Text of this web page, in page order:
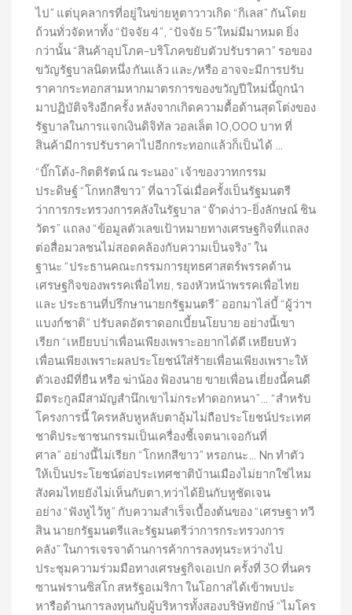
ไป” แต่บุคลากรที่อยู่ในข่ายหูตาวาวเกิด “กิเลส” กันโดย
ถ้วนทั่วจัดหาทั้ง “ปัจจัย 4”, “ปัจจัย 5”ใหม่มีมาหมด ยิ่ง
กว่านั้น “สินค้าอุปโภค-บริโภคขยับตัวปรับราคา” รอของ
ขวัญรัฐบาลนิดหนึ่ง กันแล้ว และ/หรือ อาจจะมีการปรับ
ราคากระทอกสามหากมาตรการของขวัญปีใหม่นี้ถูกนำ
มาปฏิบัติจริงอีกครั้ง หลังจากเกิดความดื้อด้านสุดโต่งของ
รัฐบาลในการแจกเงินดิจิทัล วอลเล็ต 10,000 บาท ที่
สินค้ามีการปรับราคาไปอีกกระทอกแล้วก็เป็นได้ …
“บิ๊กโต้ง-กิตติรัตน์ ณ ระนอง” เจ้าของวาทกรรม
ประดิษฐ์ “โกหกสีขาว” ที่ฉาวโฉ่เมื่อครั้งเป็นรัฐมนตรี
ว่าการกระทรวงการคลังในรัฐบาล “จ๊าดง่าว-ยิ่งลักษณ์ ชิน
วัตร” แถลง “ข้อมูลตัวเลขเป้าหมายทางเศรษฐกิจที่แถลง
ต่อสื่อมวลชนไม่สอดคล้องกับความเป็นจริง” ใน
ฐานะ “ประธานคณะกรรมการยุทธศาสตร์พรรคด้าน
เศรษฐกิจของพรรคเพื่อไทย, รองหัวหน้าพรรคเพื่อไทย
และ ประธานที่ปรึกษานายกรัฐมนตรี” ออกมาไล่บี้ “ผู้ว่าฯ
แบงก์ชาติ” ปรับลดอัตราดอกเบี้ยนโยบาย อย่างนี้เขา
เรียก “เหยียบบ่าเพื่อนเพียงเพราะอยากได้ดี เหยียบหัว
เพื่อนเพียงเพราะผลประโยชน์ใส่ร้ายเพื่อนเพียงเพราะให้
ตัวเองมีที่ยืน หรือ ฆ่าน้อง ฟ้องนาย ขายเพื่อน เยี่ยงนี้คนดี
มีตระกูลมีสามัญสำนึกเขาไม่กระทำดอกหนา”… “สำหรับ
โครงการนี้ ใครหลับหูหลับตาอุ้มไม่ถือประโยชน์ประเทศ
ชาติประชาชนกรรมเป็นเครื่องชี้เจตนาเจอกันที่
ศาล” อย่างนี้ไม่เรียก “โกหกสีขาว” หรอกนะ… Nn ทำตัว
ให้เป็นประโยชน์ต่อประเทศชาติบ้านเมืองไม่ยากใช่ไหม
สังคมไทยยังไม่เห็นกับตา,ทว่าได้ยินกับหูชัดเจน
อย่าง “ฟังหูไว้หู” กับความสำเร็จเบื้องต้นของ “เศรษฐา ทวี
สิน นายกรัฐมนตรีและรัฐมนตรีว่าการกระทรวงการ
คลัง” ในการเจรจาด้านการค้าการลงทุนระหว่างไป
ประชุมความร่วมมือทางเศรษฐกิจเอเปก ครั้งที่ 30 ที่นคร
ซานฟรานซิสโก สหรัฐอเมริกา ในโอกาสได้เข้าพบปะ
หารือด้านการลงทุนกับผู้บริหารทั้งสองบริษัทยักษ์ “ไมโคร